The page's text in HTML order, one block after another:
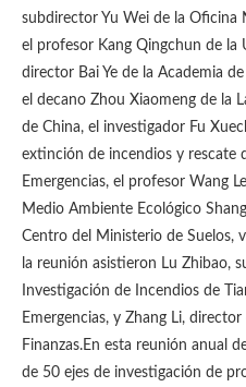
subdirector Yu Wei de la Oficina
el profesor Kang Qingchun de la
director Bai Ye de la Academia
el decano Zhou Xiaomeng de la
de China, el investigador Fu
extinción de incendios y rescate
Emergencias, el profesor Wang
Medio Ambiente Ecológico
Centro del Ministerio de Suelos,
la reunión asistieron Lu Zhibao,
Investigación de Incendios de
Emergencias, y Zhang Li,
Finanzas.En esta reunión anual
de 50 ejes de investigación de